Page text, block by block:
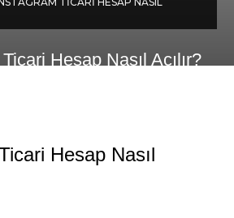
Hesap Nasıl Açılır?
Hesap Nasıl